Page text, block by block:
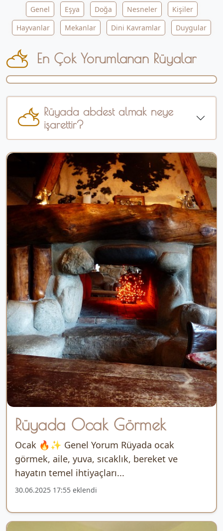
Genel Eşya Doğa Nesneler
Kişiler
Hayvanlar
Mekanlar Dini Kavramlar Duygular
En Çok Yorumlanan Rüyalar
Rüyada abdest almak neye
işarettir?
Rüyada Ocak Görmek
Ocak 🔥✨ Genel Yorum Rüyada ocak
görmek, aile, yuva, sıcaklık, bereket ve
hayatın temel ihtiyaçları...
30.06.2025 17:55 eklendi